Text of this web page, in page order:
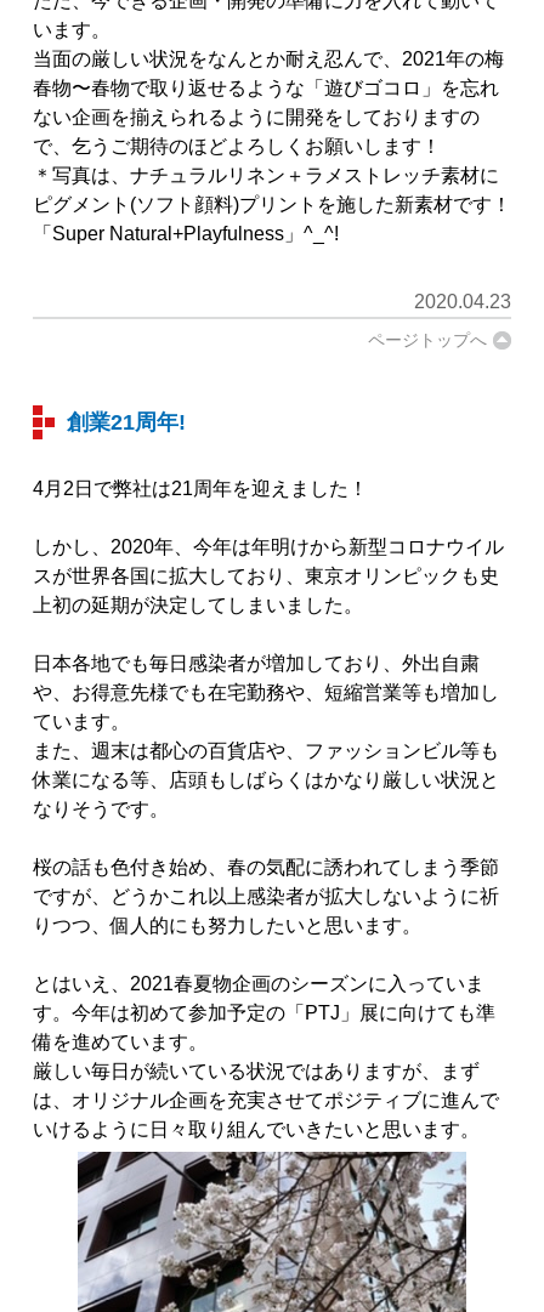
います。
当面の厳しい状況をなんとか耐え忍んで、2021年の梅
春物〜春物で取り返せるような「遊びゴコロ」を忘れ
ない企画を揃えられるように開発をしておりますの
で、乞うご期待のほどよろしくお願いします！
＊写真は、ナチュラルリネン＋ラメストレッチ素材に
ピグメント(ソフト顔料)プリントを施した新素材です！
「Super Natural+Playfulness」^_^!
2020.04.23
ページトップへ
創業21周年!
4月2日で弊社は21周年を迎えました！
しかし、2020年、今年は年明けから新型コロナウイル
スが世界各国に拡大しており、東京オリンピックも史
上初の延期が決定してしまいました。
日本各地でも毎日感染者が増加しており、外出自粛
や、お得意先様でも在宅勤務や、短縮営業等も増加し
ています。
また、週末は都心の百貨店や、ファッションビル等も
休業になる等、店頭もしばらくはかなり厳しい状況と
なりそうです。
桜の話も色付き始め、春の気配に誘われてしまう季節
ですが、どうかこれ以上感染者が拡大しないように祈
りつつ、個人的にも努力したいと思います。
とはいえ、2021春夏物企画のシーズンに入っていま
す。今年は初めて参加予定の「PTJ」展に向けても準
備を進めています。
厳しい毎日が続いている状況ではありますが、まず
は、オリジナル企画を充実させてポジティブに進んで
いけるように日々取り組んでいきたいと思います。